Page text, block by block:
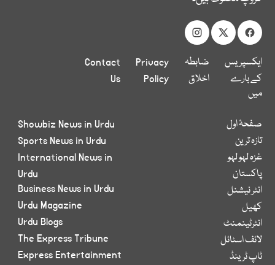
ایکسپریس
کے بارے
میں
ضابطہ
اخلاق
Privacy
Policy
Contact
Us
صفحۂ اول
تازہ ترین
غزہ لہو لہو
پاکستان
انٹر نیشنل
کھیل
انٹرٹینمنٹ
لائف اسٹائل
ٹاپ ٹرینڈ
Showbiz News in Urdu
Sports News in Urdu
International News in
Urdu
Business News in Urdu
Urdu Magazine
Urdu Blogs
The Express Tribune
Express Entertainment